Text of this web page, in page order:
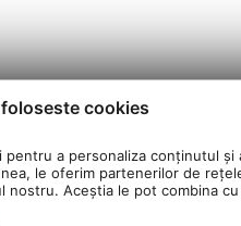
cookies
pentru a personaliza conținutul
le oferim partenerilor de
nostru. Aceștia le pot combina